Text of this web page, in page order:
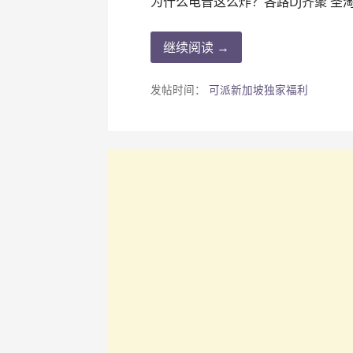
继续阅读 →
发帖时间：可派新加坡独家福利